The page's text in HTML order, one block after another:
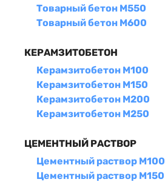
Товарный бетон М550
Товарный бетон М600
КЕРАМЗИТОБЕТОН
Керамзитобетон М100
Керамзитобетон М150
Керамзитобетон М200
Керамзитобетон М250
ЦЕМЕНТНЫЙ РАСТВОР
Цементный раствор М100
Цементный раствор М150